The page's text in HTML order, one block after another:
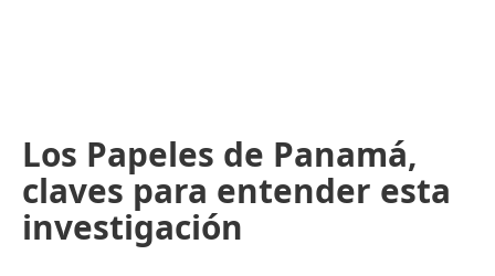
Los Papeles de Panamá,
claves para entender esta
investigación